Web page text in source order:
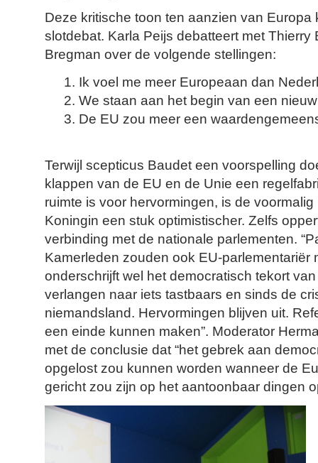
Deze kritische toon ten aanzien van Europa
slotdebat. Karla Peijs debatteert met Thierry
Bregman over de volgende stellingen:
Ik voel me meer Europeaan dan
We staan aan het begin van een
De EU zou meer een
Terwijl scepticus Baudet een voorspelling
klappen van de EU en de Unie een
ruimte is voor hervormingen, is de
Koningin een stuk optimistischer. Zelfs
verbinding met de nationale parlementen.
Kamerleden zouden ook EU-parlementariër
onderschrijft wel het democratisch tekort
verlangen naar iets tastbaars en sinds de
niemandsland. Hervormingen blijven uit.
een einde kunnen maken”. Moderator
met de conclusie dat “het gebrek aan
opgelost zou kunnen worden wanneer de
gericht zou zijn op het aantoonbaar dingen